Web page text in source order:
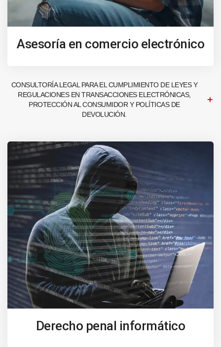
Asesoría en comercio electrónico
CONSULTORÍA LEGAL PARA EL CUMPLIMIENTO DE LEYES Y
REGULACIONES EN TRANSACCIONES ELECTRÓNICAS,
PROTECCIÓN AL CONSUMIDOR Y POLÍTICAS DE
DEVOLUCIÓN.
Derecho penal informático